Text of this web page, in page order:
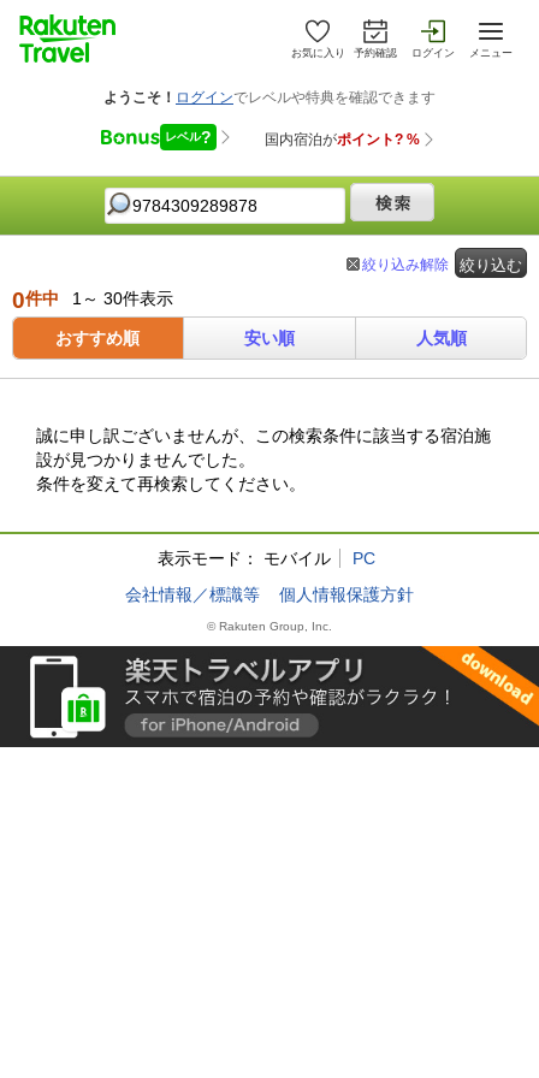
お気に入り 予約確認 ログイン メニュー
絞り込む
絞り込み解除
0件中 1～ 30件表示
おすすめ順 安い順 人気順
誠に申し訳ございませんが、この検索条件に該当する宿泊施
設が見つかりませんでした。
条件を変えて再検索してください。
表示モード： モバイル
PC
会社情報／標識等
個人情報保護方針
© Rakuten Group, Inc.